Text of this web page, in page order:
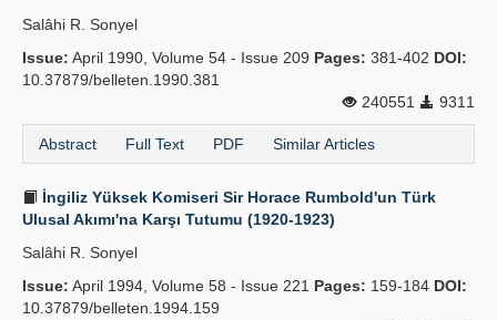
Salâhi R. Sonyel
Issue: April 1990, Volume 54 - Issue 209 Pages: 381-402 DOI:
10.37879/belleten.1990.381
240551
9311
Abstract Full Text PDF Similar Articles
İngiliz Yüksek Komiseri Sir Horace Rumbold'un Türk
Ulusal Akımı'na Karşı Tutumu (1920-1923)
Salâhi R. Sonyel
Issue: April 1994, Volume 58 - Issue 221 Pages: 159-184 DOI:
10.37879/belleten.1994.159